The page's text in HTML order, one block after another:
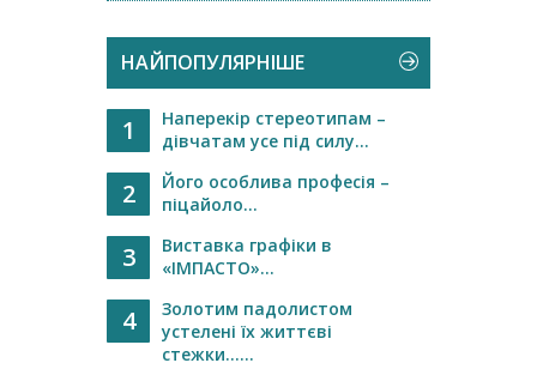
НАЙПОПУЛЯРНІШЕ
1
Наперекір стереотипам –
дівчатам усе під силу...
2
Його особлива професія –
піцайоло...
3
Виставка графіки в
«ІМПАСТО»...
4
Золотим падолистом
устелені їх життєві
стежки…...